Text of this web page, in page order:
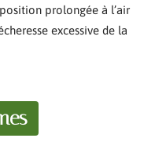
prolongée à l’air
excessive de la